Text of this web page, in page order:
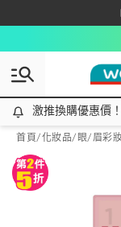
激推換購優惠價！立
激推換購優惠價
首頁/化妝品/ 眼/眉彩